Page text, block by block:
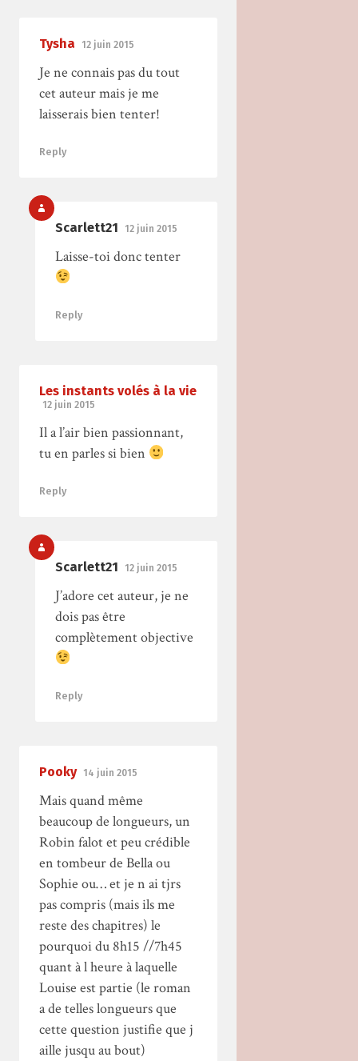
Tysha 12 juin 2015
Je ne connais pas du tout
cet auteur mais je me
laisserais bien tenter!
Reply
Scarlett21 12 juin 2015
Laisse-toi donc tenter
Reply
Les instants volés à la vie
12 juin 2015
Il a l’air bien passionnant,
tu en parles si bien
Reply
Scarlett21 12 juin 2015
J’adore cet auteur, je ne
dois pas être
complètement objective
Reply
Pooky 14 juin 2015
Mais quand même
beaucoup de longueurs, un
Robin falot et peu crédible
en tombeur de Bella ou
Sophie ou… et je n ai tjrs
pas compris (mais ils me
reste des chapitres) le
pourquoi du 8h15 //7h45
quant à l heure à laquelle
Louise est partie (le roman
a de telles longueurs que
cette question justifie que j
aille jusqu au bout)